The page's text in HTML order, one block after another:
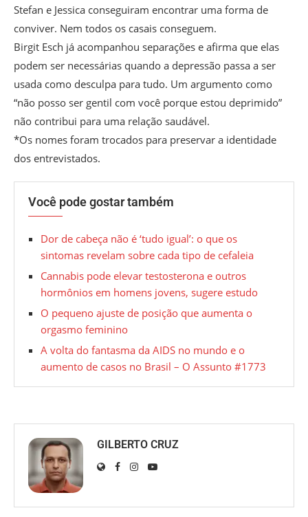
Stefan e Jessica conseguiram encontrar uma forma de
conviver. Nem todos os casais conseguem.
Birgit Esch já acompanhou separações e afirma que elas
podem ser necessárias quando a depressão passa a ser
usada como desculpa para tudo. Um argumento como
“não posso ser gentil com você porque estou deprimido”
não contribui para uma relação saudável.
*Os nomes foram trocados para preservar a identidade
dos entrevistados.
Você pode gostar também
Dor de cabeça não é ‘tudo igual’: o que os
sintomas revelam sobre cada tipo de cefaleia
Cannabis pode elevar testosterona e outros
hormônios em homens jovens, sugere estudo
O pequeno ajuste de posição que aumenta o
orgasmo feminino
A volta do fantasma da AIDS no mundo e o
aumento de casos no Brasil – O Assunto #1773
GILBERTO CRUZ